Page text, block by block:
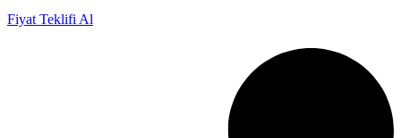
Fiyat Teklifi Al